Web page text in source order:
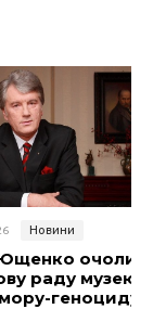
Новини
очолив
раду музею
геноциду